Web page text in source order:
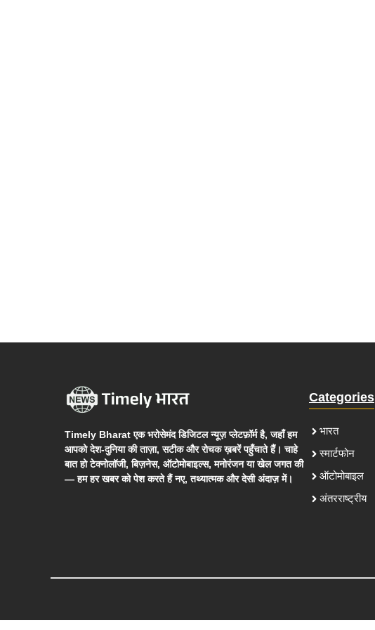
Timely Bharat एक भरोसेमंद डिजिटल न्यूज़ प्लेटफ़ॉर्म है, जहाँ हम
आपको देश-दुनिया की ताज़ा, सटीक और रोचक ख़बरें पहुँचाते हैं। चाहे
बात हो टेक्नोलॉजी, बिज़नेस, ऑटोमोबाइल्स, मनोरंजन या खेल जगत की
— हम हर खबर को पेश करते हैं नए, तथ्यात्मक और देसी अंदाज़ में।
Categories
भारत
स्मार्टफोन
ऑटोमोबाइल
अंतरराष्ट्रीय